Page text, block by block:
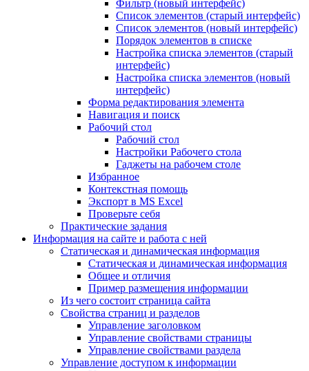
Фильтр (новый интерфейс)
Список элементов (старый интерфейс)
Список элементов (новый интерфейс)
Порядок элементов в списке
Настройка списка элементов (старый
интерфейс)
Настройка списка элементов (новый
интерфейс)
Форма редактирования элемента
Навигация и поиск
Рабочий стол
Рабочий стол
Настройки Рабочего стола
Гаджеты на рабочем столе
Избранное
Контекстная помощь
Экспорт в MS Excel
Проверьте себя
Практические задания
Информация на сайте и работа с ней
Статическая и динамическая информация
Статическая и динамическая информация
Общее и отличия
Пример размещения информации
Из чего состоит страница сайта
Свойства страниц и разделов
Управление заголовком
Управление свойствами страницы
Управление свойствами раздела
Управление доступом к информации